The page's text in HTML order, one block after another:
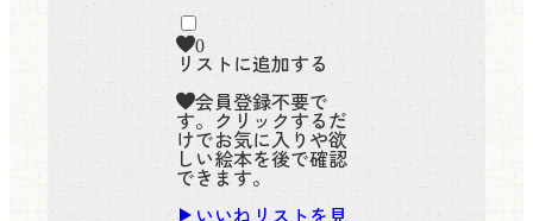
0
リストに追加する
会員登録不要で
す。クリックするだ
けでお気に入りや欲
しい絵本を後で確認
できます。
いいねリストを見